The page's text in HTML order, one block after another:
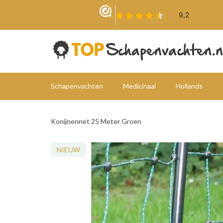
Schapenvachten Medicinaal Hollands
Konijnennet 25 Meter Groen
NIEUW